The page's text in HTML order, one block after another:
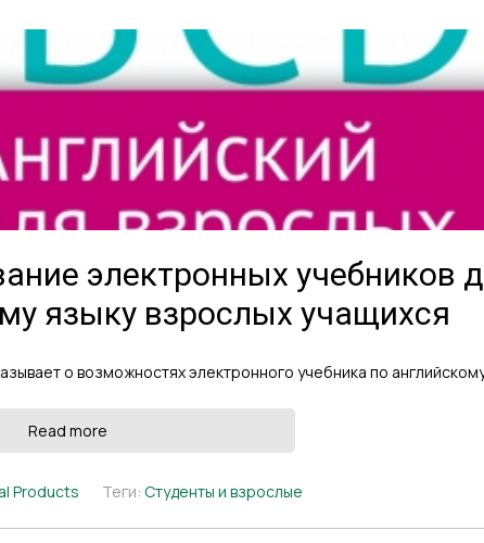
электронных учебников
языку взрослых учащихся
о возможностях электронного учебника по
Read more
Products Теги: Студенты и взрослые